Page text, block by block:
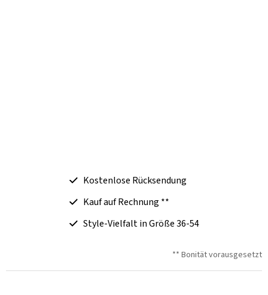
Kostenlose Rücksendung
Kauf auf Rechnung **
Style-Vielfalt in Größe 36-54
** Bonität vorausgesetzt